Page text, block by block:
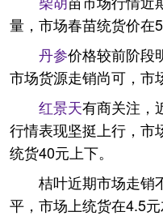
量，市场春苗统货价在
丹参价格较前阶段
市场货源走销尚可，市
红景天有商关注，
行情表现坚挺上行，市
统货40元上下。
桔叶近期市场走销
平，市场上统货在4.5元